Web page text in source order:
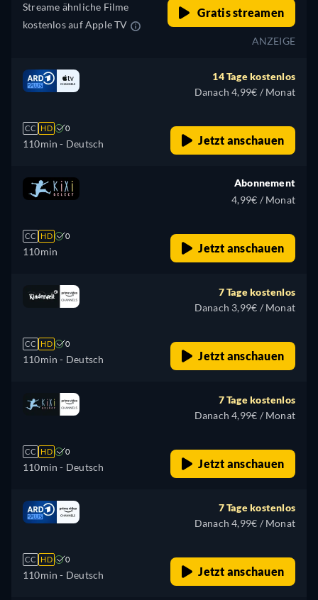
Streame ähnliche Filme
kostenlos auf Apple TV
Gratis streamen
ANZEIGE
CC HD 0
110min - Deutsch
14 Tage kostenlos
Danach 4,99€ / Monat
Jetzt anschauen
CC HD 0
110min
Abonnement
4,99€ / Monat
Jetzt anschauen
CC HD 0
110min - Deutsch
7 Tage kostenlos
Danach 3,99€ / Monat
Jetzt anschauen
CC HD 0
110min - Deutsch
7 Tage kostenlos
Danach 4,99€ / Monat
Jetzt anschauen
CC HD 0
110min - Deutsch
7 Tage kostenlos
Danach 4,99€ / Monat
Jetzt anschauen